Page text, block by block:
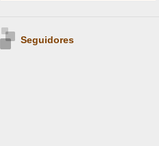
Seguidores